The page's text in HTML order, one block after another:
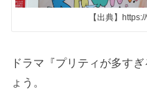
【出典】
ドラマ『プリティが多す
ょう。